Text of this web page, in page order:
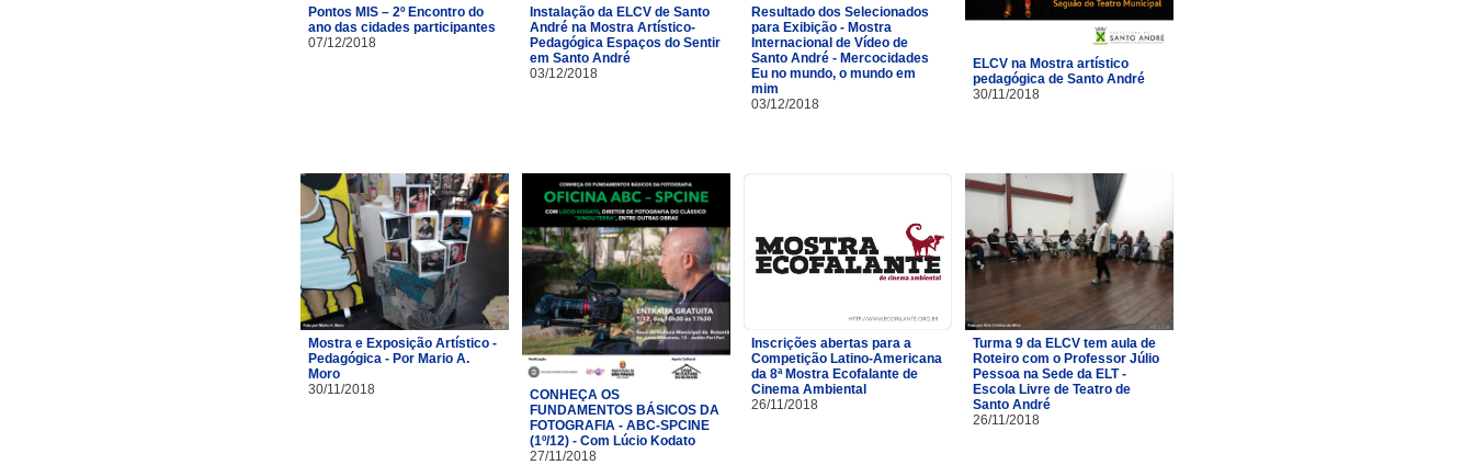
Pontos MIS – 2º Encontro do
ano das cidades participantes
07/12/2018
Instalação da ELCV de Santo
André na Mostra Artístico-
Pedagógica Espaços do Sentir
em Santo André
03/12/2018
Resultado dos Selecionados
para Exibição - Mostra
Internacional de Vídeo de
Santo André - Mercocidades
Eu no mundo, o mundo em
mim
03/12/2018
ELCV na Mostra artístico
pedagógica de Santo André
30/11/2018
Mostra e Exposição Artístico -
Pedagógica - Por Mario A.
Moro
30/11/2018
CONHEÇA OS
FUNDAMENTOS BÁSICOS DA
FOTOGRAFIA - ABC-SPCINE
(1º/12) - Com Lúcio Kodato
27/11/2018
Inscrições abertas para a
Competição Latino-Americana
da 8ª Mostra Ecofalante de
Cinema Ambiental
26/11/2018
Turma 9 da ELCV tem aula de
Roteiro com o Professor Júlio
Pessoa na Sede da ELT -
Escola Livre de Teatro de
Santo André
26/11/2018